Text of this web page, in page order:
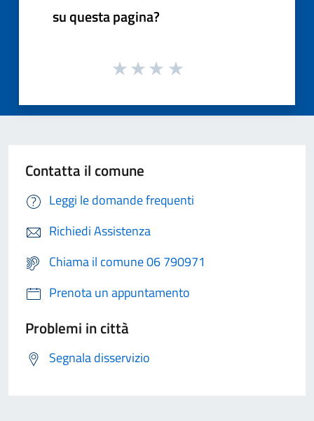
su questa pagina?
Contatta il comune
Leggi le domande frequenti
Richiedi Assistenza
Chiama il comune 06 790971
Prenota un appuntamento
Problemi in città
Segnala disservizio